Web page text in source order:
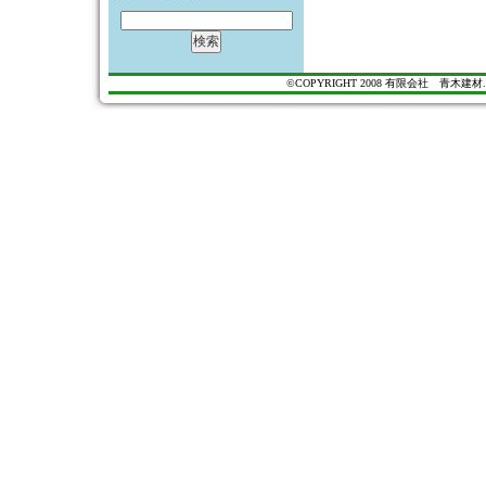
©COPYRIGHT 2008 有限会社 青木建材.